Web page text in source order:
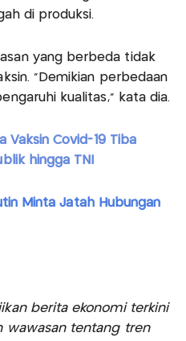
di produksi.
yang berbeda tidak
"Demikian perbedaan
kualitas," kata dia.
Vaksin Covid-19 Tiba
hingga TNI
Minta Jatah Hubungan
berita ekonomi terkini
wawasan tentang tren